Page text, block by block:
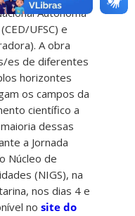
Autónoma
UFSC) e
A obra
es de diferentes
horizontes
os campos da
científico a
dessas
a Jornada
Núcleo de
(NIGS), na
nos dias 4 e
nosite do